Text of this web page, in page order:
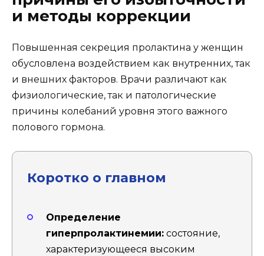
и методы коррекции
Повышенная секреция пролактина у женщин
обусловлена воздействием как внутренних, так
и внешних факторов. Врачи различают как
физиологические, так и патологические
причины колебаний уровня этого важного
полового гормона.
Коротко о главном
Определение
гиперпролактинемии: состояние,
характеризующееся высоким